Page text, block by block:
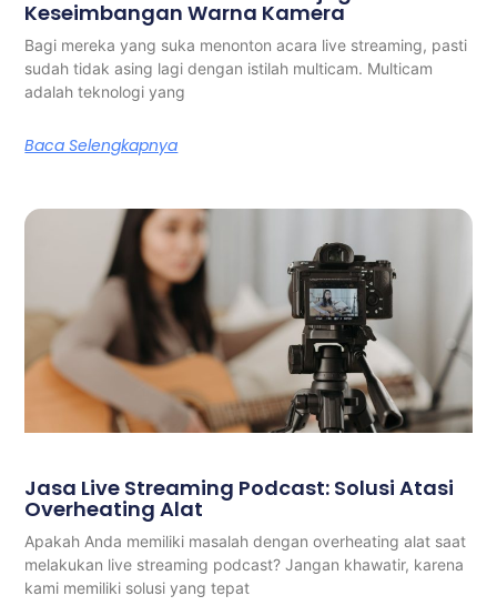
Keseimbangan Warna Kamera
Bagi mereka yang suka menonton acara live streaming, pasti
sudah tidak asing lagi dengan istilah multicam. Multicam
adalah teknologi yang
Baca Selengkapnya
Jasa Live Streaming Podcast: Solusi Atasi
Overheating Alat
Apakah Anda memiliki masalah dengan overheating alat saat
melakukan live streaming podcast? Jangan khawatir, karena
kami memiliki solusi yang tepat